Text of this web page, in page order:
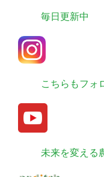
毎日更新中
こちらもフォロ
未来を変える農